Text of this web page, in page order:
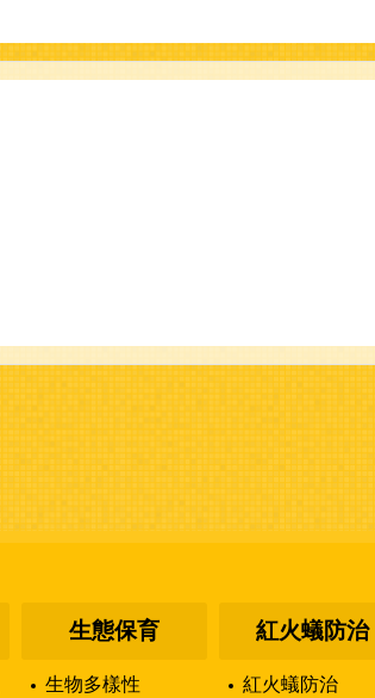
生態保育
生物多樣性
紅火蟻防治
紅火蟻防治